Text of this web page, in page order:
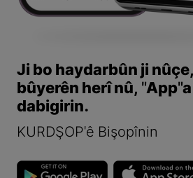
Ji bo haydarbûn ji
bûyerên herî nû, "App"a
dabigirin.
KURDŞOP'ê Bişopînin